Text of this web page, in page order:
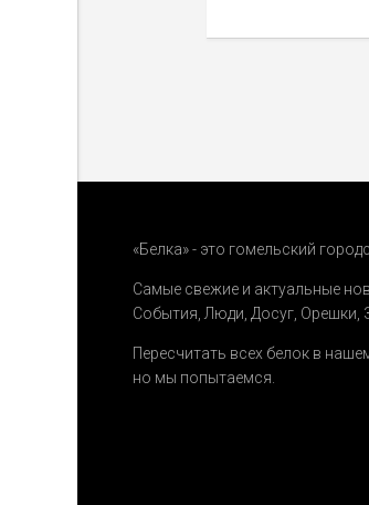
«Белка» - это гомельский
Самые свежие и актуальные
События Люди Досуг Орешки
Пересчитать всех белок в
но мы попытаемся.